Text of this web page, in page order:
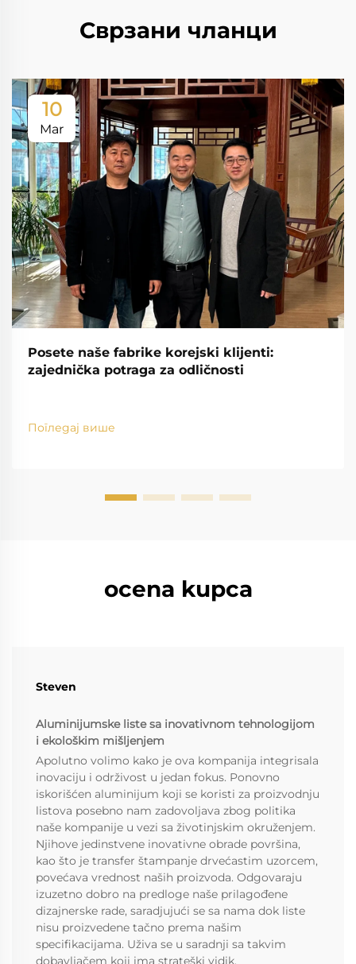
Сврзани чланци
10
Mar
Posete naše fabrike korejski klijenti:
zajednička potraga za odličnosti
Погледај више
ocena kupca
Steven
Aluminijumske liste sa inovativnom tehnologijom
i ekološkim mišljenjem
Apolutno volimo kako je ova kompanija integrisala
inovaciju i održivost u jedan fokus. Ponovno
iskorišćen aluminijum koji se koristi za proizvodnju
listova posebno nam zadovoljava zbog politika
naše kompanije u vezi sa životinjskim okruženjem.
Njihove jedinstvene inovativne obrade površina,
kao što je transfer štampanje drvećastim uzorcem,
povećava vrednost naših proizvoda. Odgovaraju
izuzetno dobro na predloge naše prilagođene
dizajnerske rade, saradjujući se sa nama dok liste
nisu proizvedene tačno prema našim
specifikacijama. Uživa se u saradnji sa takvim
dobavljačem koji ima strateški vidik.